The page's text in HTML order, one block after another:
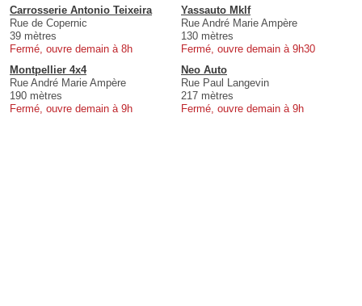
Carrosserie Antonio Teixeira
Rue de Copernic
39 mètres
Fermé, ouvre demain à 8h
Yassauto Mklf
Rue André Marie Ampère
130 mètres
Fermé, ouvre demain à 9h30
Montpellier 4x4
Rue André Marie Ampère
190 mètres
Fermé, ouvre demain à 9h
Neo Auto
Rue Paul Langevin
217 mètres
Fermé, ouvre demain à 9h